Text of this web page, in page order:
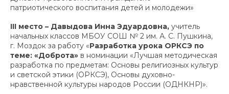
патриотического воспитания детей и молодежи»
III место – Давыдова Инна Эдуардовна, учитель
начальных классов МБОУ СОШ № 2 им. А. С. Пушкина,
г. Моздок за работу «Разработка урока ОРКСЭ по
теме: «Доброта» в номинации «Лучшая методическая
разработка по предметам: Основы религиозных культур
и светской этики (ОРКСЭ), Основы духовно-
нравственной культуры народов России (ОДНКНР)».